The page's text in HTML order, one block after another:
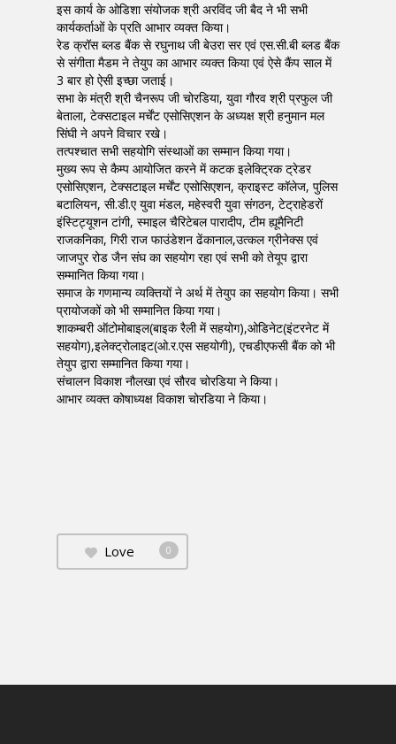
इस कार्य के ओडिशा संयोजक श्री अरविंद जी बैद ने भी सभी
कार्यकर्ताओं के प्रति आभार व्यक्त किया।
रेड क्रॉस ब्लड बैंक से रघुनाथ जी बेउरा सर एवं एस.सी.बी ब्लड बैंक
से संगीता मैडम ने तेयुप का आभार व्यक्त किया एवं ऐसे कैंप साल में
3 बार हो ऐसी इच्छा जताई।
सभा के मंत्री श्री चैनरूप जी चोरडिया, युवा गौरव श्री प्रफुल जी
बेताला, टेक्सटाइल मर्चेंट एसोसिएशन के अध्यक्ष श्री हनुमान मल
सिंघी ने अपने विचार रखे।
तत्पश्चात सभी सहयोगि संस्थाओं का सम्मान किया गया।
मुख्य रूप से कैम्प आयोजित करने में कटक इलेक्ट्रिक ट्रेडर
एसोसिएशन, टेक्सटाइल मर्चेंट एसोसिएशन, क्राइस्ट कॉलेज, पुलिस
बटालियन, सी.डी.ए युवा मंडल, महेस्वरी युवा संगठन, टेट्राहेडरों
इंस्टिट्यूशन टांगी, स्माइल चैरिटेबल पारादीप, टीम ह्यूमैनिटी
राजकनिका, गिरी राज फाउंडेशन ढेंकानाल,उत्कल ग्रीनेक्स एवं
जाजपुर रोड जैन संघ का सहयोग रहा एवं सभी को तेयूप द्वारा
सम्मानित किया गया।
समाज के गणमान्य व्यक्तियों ने अर्थ में तेयुप का सहयोग किया। सभी
प्रायोजकों को भी सम्मानित किया गया।
शाकम्बरी ऑटोमोबाइल(बाइक रैली में सहयोग),ओडिनेट(इंटरनेट में
सहयोग),इलेक्ट्रोलाइट(ओ.र.एस सहयोगी), एचडीएफसी बैंक को भी
तेयुप द्वारा सम्मानित किया गया।
संचालन विकाश नौलखा एवं सौरव चोरडिया ने किया।
आभार व्यक्त कोषाध्यक्ष विकाश चोरडिया ने किया।
Love 0